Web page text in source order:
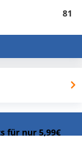
81
für nur 5,99€